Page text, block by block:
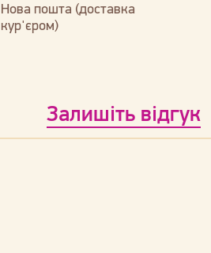
Нова пошта (доставка
кур'єром)
Залишіть відгук